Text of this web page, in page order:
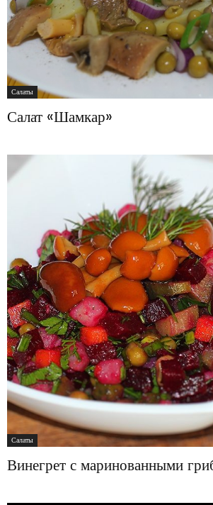
Салаты
Салат «Шамкар»
Салаты
Винегрет с маринованными